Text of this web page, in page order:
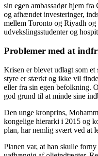
sin egen ambassadør hjem fra
og afhændet investeringer,
mellem Toronto og Riyadh
udvekslingsstudenter og
Problemer med at
Krisen er blevet udlagt som et
styre er stærkt og ikke vil
eller fra sin egen befolkning.
god grund til at minde sine
Den unge kronprins,
kongelige hierarki i 2015 og
plan, har nemlig svært ved at
Planen var, at han skulle